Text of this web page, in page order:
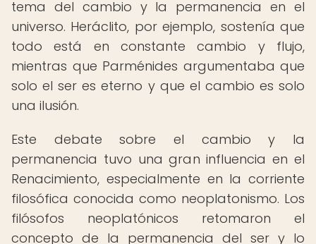
tema del cambio y la permanencia en el
universo. Heráclito, por ejemplo, sostenía que
todo está en constante cambio y flujo,
mientras que Parménides argumentaba que
solo el ser es eterno y que el cambio es solo
una ilusión.
Este debate sobre el cambio y la
permanencia tuvo una gran influencia en el
Renacimiento, especialmente en la corriente
filosófica conocida como neoplatonismo. Los
filósofos neoplatónicos retomaron el
concepto de la permanencia del ser y lo